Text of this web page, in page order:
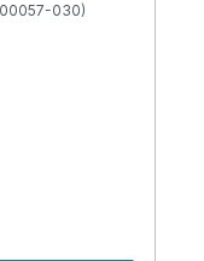
030)